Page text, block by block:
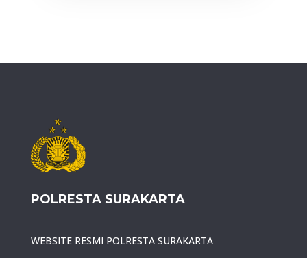
POLRESTA SURAKARTA
WEBSITE RESMI POLRESTA SURAKARTA